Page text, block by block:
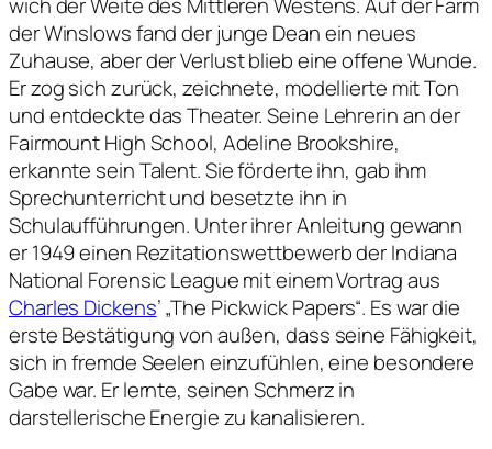
der Winslows fand der junge Dean ein neues
Zuhause, aber der Verlust blieb eine offene Wunde.
Er zog sich zurück, zeichnete, modellierte mit Ton
und entdeckte das Theater. Seine Lehrerin an der
Fairmount High School, Adeline Brookshire,
erkannte sein Talent. Sie förderte ihn, gab ihm
Sprechunterricht und besetzte ihn in
Schulaufführungen. Unter ihrer Anleitung gewann
er 1949 einen Rezitationswettbewerb der Indiana
National Forensic League mit einem Vortrag aus
Charles Dickens’ „The Pickwick Papers“. Es war die
erste Bestätigung von außen, dass seine Fähigkeit,
sich in fremde Seelen einzufühlen, eine besondere
Gabe war. Er lernte, seinen Schmerz in
darstellerische Energie zu kanalisieren.